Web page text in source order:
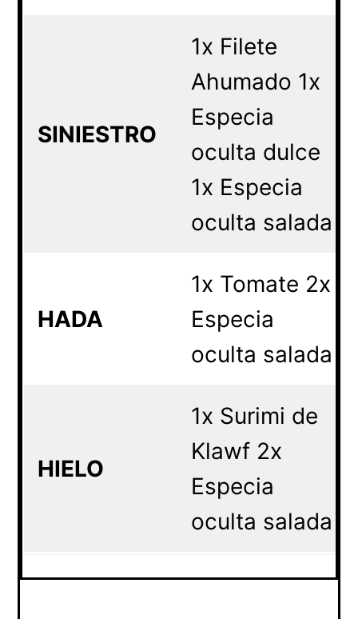
SINIESTRO
1x Filete
Ahumado 1x
Especia
oculta dulce
1x Especia
oculta salada
HADA
1x Tomate 2x
Especia
oculta salada
HIELO
1x Surimi de
Klawf 2x
Especia
oculta salada